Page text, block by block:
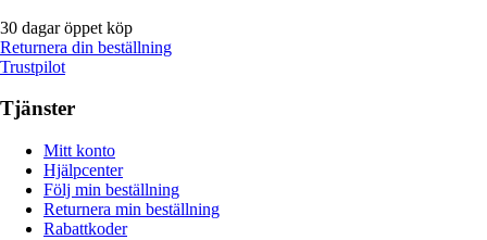
30 dagar öppet köp
Returnera din beställning
Trustpilot
Tjänster
Mitt konto
Hjälpcenter
Följ min beställning
Returnera min beställning
Rabattkoder